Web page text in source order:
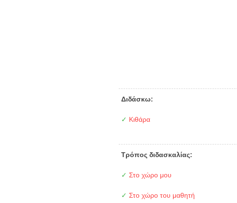
Διδάσκω:
✓ Κιθάρα
Τρόπος διδασκαλίας:
✓ Στο χώρο μου
✓ Στο χώρο του μαθητή